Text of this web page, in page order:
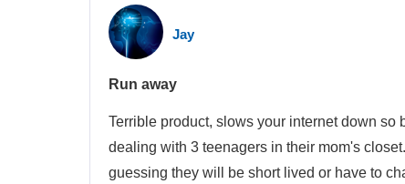
Jay
Run away
Terrible product, slows your internet down so
dealing with 3 teenagers in their mom's
guessing they will be short lived or have to